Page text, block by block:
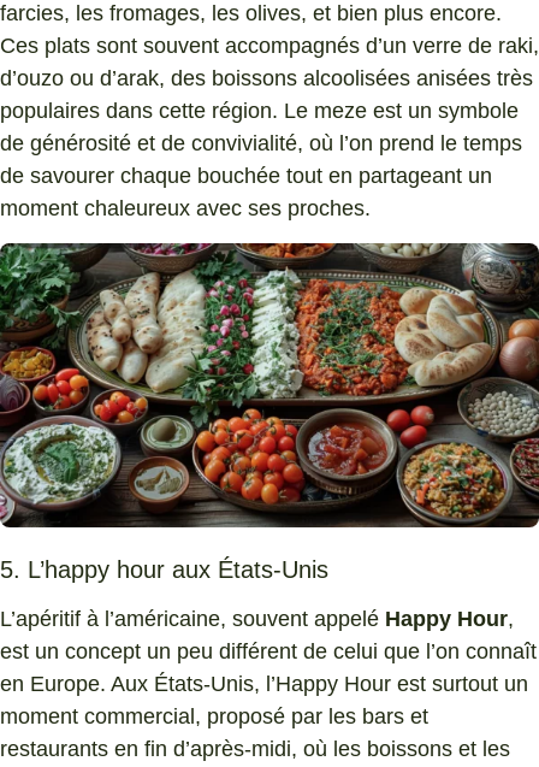
farcies, les fromages, les olives, et bien plus encore.
Ces plats sont souvent accompagnés d’un verre de raki,
d’ouzo ou d’arak, des boissons alcoolisées anisées très
populaires dans cette région. Le meze est un symbole
de générosité et de convivialité, où l’on prend le temps
de savourer chaque bouchée tout en partageant un
moment chaleureux avec ses proches.
5. L’happy hour aux États-Unis
L’apéritif à l’américaine, souvent appelé Happy Hour,
est un concept un peu différent de celui que l’on connaît
en Europe. Aux États-Unis, l’Happy Hour est surtout un
moment commercial, proposé par les bars et
restaurants en fin d’après-midi, où les boissons et les